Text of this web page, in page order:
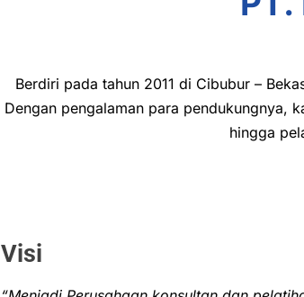
Berdiri pada tahun 2011 di Cibubur –
Dengan pengalaman para pendukungnya,
hingga
Visi